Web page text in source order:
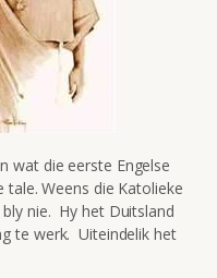
wat die eerste Engelse
Weens die Katolieke
nie. Hy het Duitsland
te werk. Uiteindelik het